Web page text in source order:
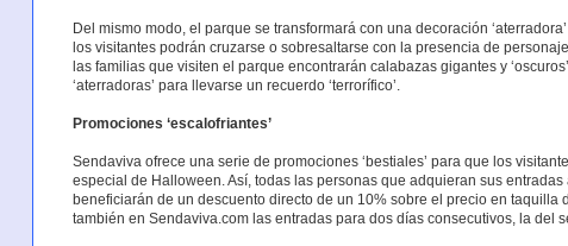
Del mismo modo, el parque se transformará con una decoración
los visitantes podrán cruzarse o sobresaltarse con la presencia de
las familias que visiten el parque encontrarán calabazas gigantes y
‘aterradoras’ para llevarse un recuerdo ‘terrorífico’.
Promociones ‘escalofriantes’
Sendaviva ofrece una serie de promociones ‘bestiales’ para que los
especial de Halloween. Así, todas las personas que adquieran sus
beneficiarán de un descuento directo de un 10% sobre el precio en taquilla
también en Sendaviva.com las entradas para dos días consecutivos, la del